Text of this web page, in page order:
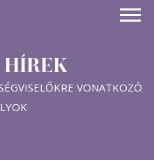
VONATKOZÓ